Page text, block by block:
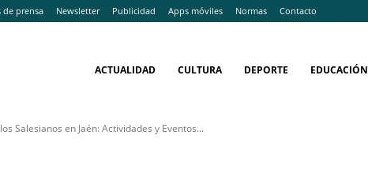
de prensa Newsletter Publicidad Apps móviles Normas Contacto
ACTUALIDAD CULTURA DEPORTE EDUCACIÓN
Salesianos en Jaén: Actividades y Eventos...